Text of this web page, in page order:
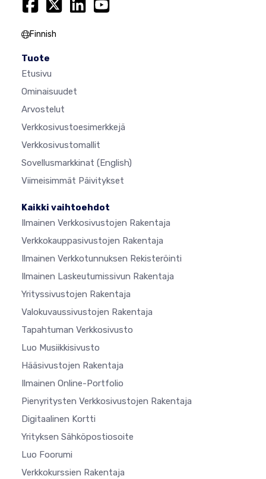
Finnish
Tuote
Etusivu
Ominaisuudet
Arvostelut
Verkkosivustoesimerkkejä
Verkkosivustomallit
Sovellusmarkkinat (English)
Viimeisimmät Päivitykset
Kaikki vaihtoehdot
Ilmainen Verkkosivustojen Rakentaja
Verkkokauppasivustojen Rakentaja
Ilmainen Verkkotunnuksen Rekisteröinti
Ilmainen Laskeutumissivun Rakentaja
Yrityssivustojen Rakentaja
Valokuvaussivustojen Rakentaja
Tapahtuman Verkkosivusto
Luo Musiikkisivusto
Hääsivustojen Rakentaja
Ilmainen Online-Portfolio
Pienyritysten Verkkosivustojen Rakentaja
Digitaalinen Kortti
Yrityksen Sähköpostiosoite
Luo Foorumi
Verkkokurssien Rakentaja